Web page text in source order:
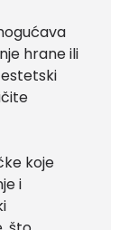
hrane ili
koje
i